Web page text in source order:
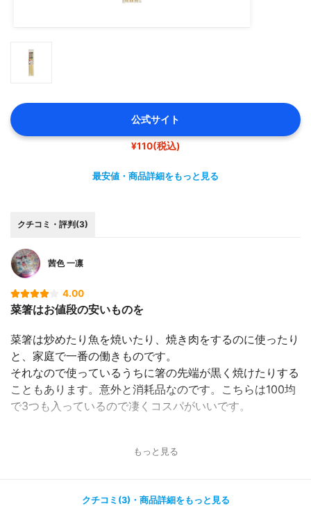
公式サイト
¥110(税込)
最安値・商品詳細をもっと見る
クチコミ・評判(3)
茜色 一凛
4.00
菜箸はお値段の安いものを
菜箸は炒めたり魚を焼いたり、焼き肉をするのに使ったり
と、家庭で一番の働きものです。
それなので使っているうちに箸の先端が黒く焼けたりする
こともあります。意外と消耗品なのです。こちらは100均
で3つも入っているので凄くコスパがいいです。
もっと見る
クチコミ(3)・商品詳細をもっと見る